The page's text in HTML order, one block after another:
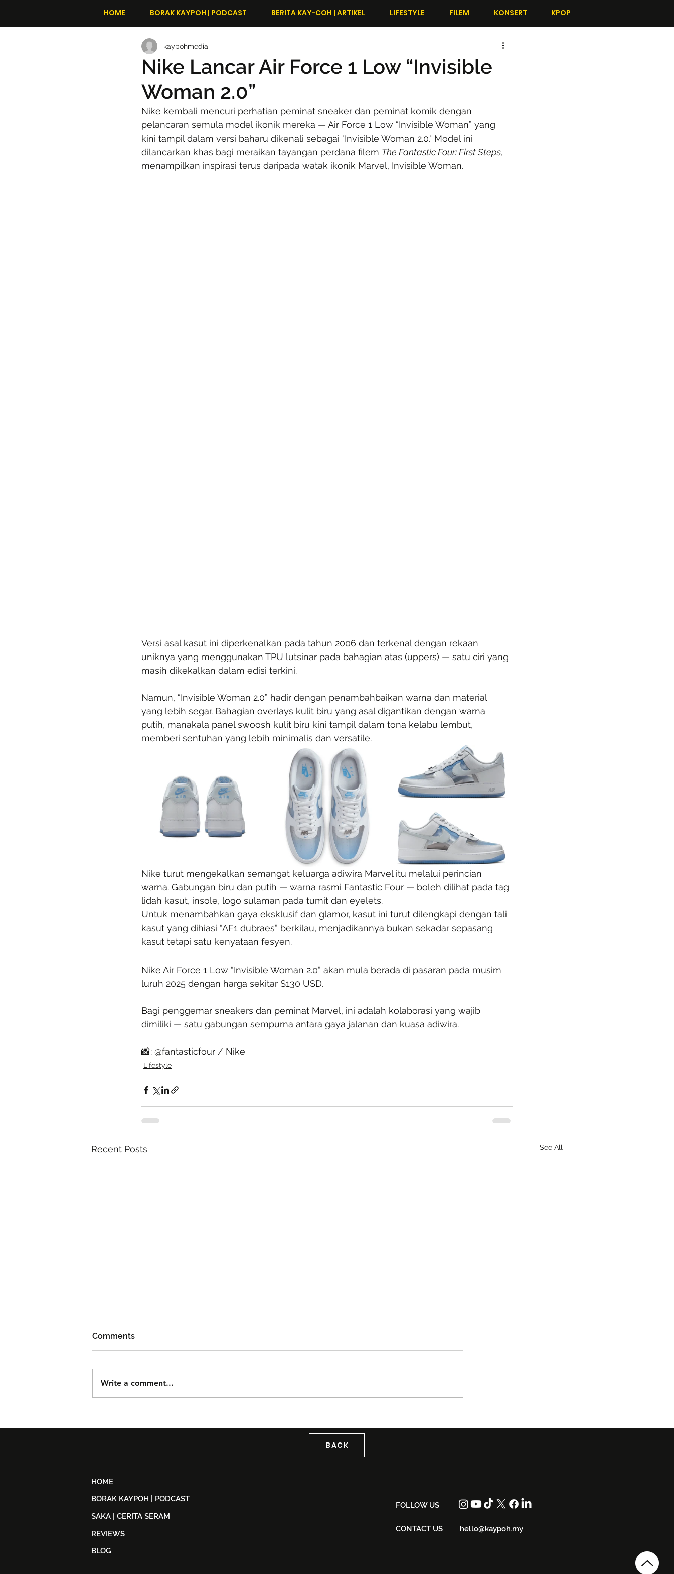
HOME BORAK KAYPOH | PODCAST BERITA KAY-COH | ARTIKEL LIFESTYLE FILEM KONSERT KPOP
Nike Lancar Air Force 1 Low “Invisible
Woman 2.0”
kaypohmedia
Nike kembali mencuri perhatian peminat sneaker dan peminat komik dengan
pelancaran semula model ikonik mereka — Air Force 1 Low “Invisible Woman” yang
kini tampil dalam versi baharu dikenali sebagai "Invisible Woman 2.0." Model ini
dilancarkan khas bagi meraikan tayangan perdana filem The Fantastic Four: First Steps,
menampilkan inspirasi terus daripada watak ikonik Marvel, Invisible Woman.
Versi asal kasut ini diperkenalkan pada tahun 2006 dan terkenal dengan rekaan
uniknya yang menggunakan TPU lutsinar pada bahagian atas (uppers) — satu ciri yang
masih dikekalkan dalam edisi terkini.
Namun, “Invisible Woman 2.0” hadir dengan penambahbaikan warna dan material
yang lebih segar. Bahagian overlays kulit biru yang asal digantikan dengan warna
putih, manakala panel swoosh kulit biru kini tampil dalam tona kelabu lembut,
memberi sentuhan yang lebih minimalis dan versatile.
Nike turut mengekalkan semangat keluarga adiwira Marvel itu melalui perincian
warna. Gabungan biru dan putih — warna rasmi Fantastic Four — boleh dilihat pada tag
lidah kasut, insole, logo sulaman pada tumit dan eyelets.
Untuk menambahkan gaya eksklusif dan glamor, kasut ini turut dilengkapi dengan tali
kasut yang dihiasi “AF1 dubraes” berkilau, menjadikannya bukan sekadar sepasang
kasut tetapi satu kenyataan fesyen.
Nike Air Force 1 Low “Invisible Woman 2.0” akan mula berada di pasaran pada musim
luruh 2025 dengan harga sekitar $130 USD.
Bagi penggemar sneakers dan peminat Marvel, ini adalah kolaborasi yang wajib
dimiliki — satu gabungan sempurna antara gaya jalanan dan kuasa adiwira.
📸: @fantasticfour / Nike
Lifestyle
Recent Posts See All
Identiti Malaysia Menerusi
‘Destinasi: Tanah Air’
Comments
Write a comment...
BACK
HOME
BORAK KAYPOH | PODCAST
FOLLOW US
SAKA | CERITA SERAM
REVIEWS
CONTACT US hello@kaypoh.my
BLOG